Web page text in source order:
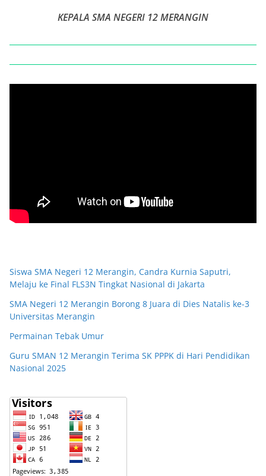
KEPALA SMA NEGERI 12 MERANGIN
Siswa SMA Negeri 12 Merangin, Candra Kurnia Saputri,
Melaju ke Final FLS3N Tingkat Nasional di Jakarta
SMA Negeri 12 Merangin Borong 8 Juara di Dies Natalis ke-3
Universitas Merangin
Permainan Tebak Umur
Guru SMAN 12 Merangin Terima SK PPPK di Hari Pendidikan
Nasional 2025